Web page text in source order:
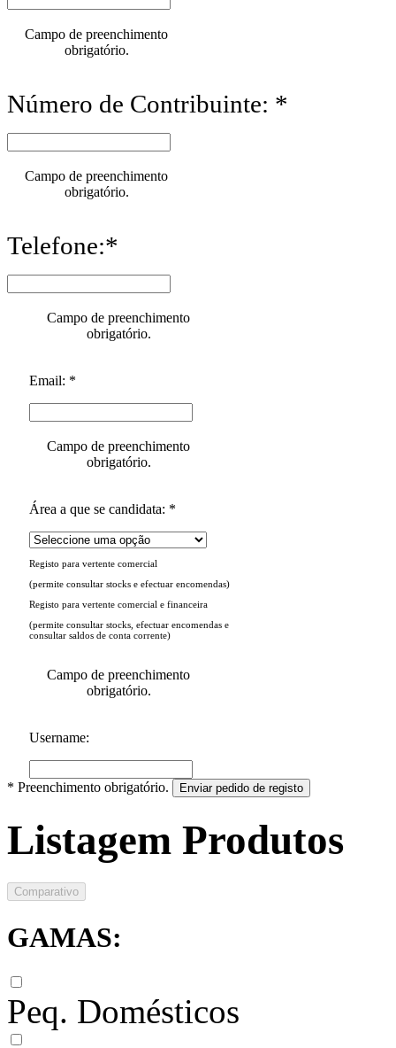
Campo de preenchimento
obrigatório.
Número de Contribuinte: *
Campo de preenchimento
obrigatório.
Telefone:*
Campo de preenchimento
obrigatório.
Email: *
Campo de preenchimento
obrigatório.
Área a que se candidata: *
Registo para vertente comercial
(permite consultar stocks e efectuar encomendas)
Registo para vertente comercial e financeira
(permite consultar stocks, efectuar encomendas e
consultar saldos de conta corrente)
Campo de preenchimento
obrigatório.
Username:
* Preenchimento obrigatório. Enviar pedido de registo
Listagem Produtos
Comparativo
GAMAS:
Peq. Domésticos